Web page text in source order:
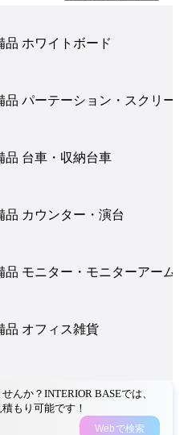
品 ホワイトボード
品 パーテーション・スクリーン
品 台車・収納台車
品 カウンター・演台
品 モニター・モニターアーム
品 オフィス雑貨
んか？INTERIOR BASEでは、
もり可能です！
Webで検索